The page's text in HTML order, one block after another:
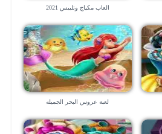
العاب مكياج وتلبيس 2021
لعبة عروس البحر الجميله